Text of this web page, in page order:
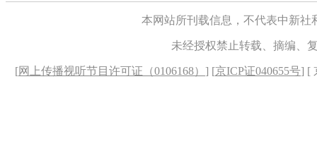
本网站所刊载信息，不代表中新
未经授权禁止转载、摘编、
[网上传播视听节目许可证（0106168） ] [京ICP证040655号] [